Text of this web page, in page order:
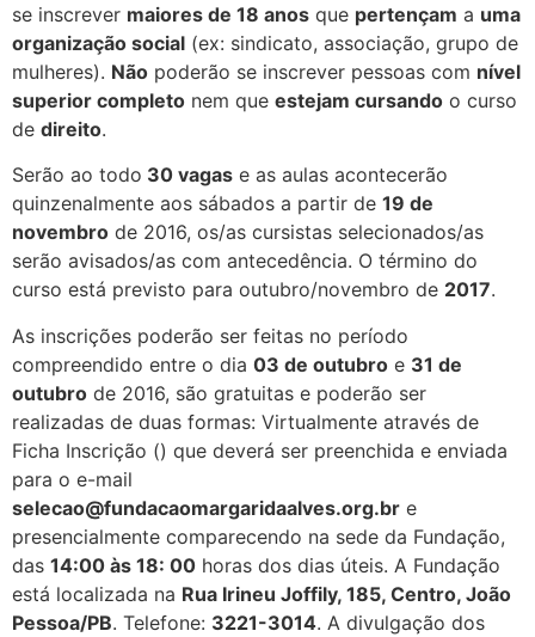
se inscrever maiores de 18 anos que pertençam a uma
organização social (ex: sindicato, associação, grupo de
mulheres). Não poderão se inscrever pessoas com nível
superior completo nem que estejam cursando o curso
de direito.
Serão ao todo 30 vagas e as aulas acontecerão
quinzenalmente aos sábados a partir de 19 de
novembro de 2016, os/as cursistas selecionados/as
serão avisados/as com antecedência. O término do
curso está previsto para outubro/novembro de 2017.
As inscrições poderão ser feitas no período
compreendido entre o dia 03 de outubro e 31 de
outubro de 2016, são gratuitas e poderão ser
realizadas de duas formas: Virtualmente através de
Ficha Inscrição () que deverá ser preenchida e enviada
para o e-mail
selecao@fundacaomargaridaalves.org.br e
presencialmente comparecendo na sede da Fundação,
das 14:00 às 18: 00 horas dos dias úteis. A Fundação
está localizada na Rua Irineu Joffily, 185, Centro, João
Pessoa/PB. Telefone: 3221-3014. A divulgação dos